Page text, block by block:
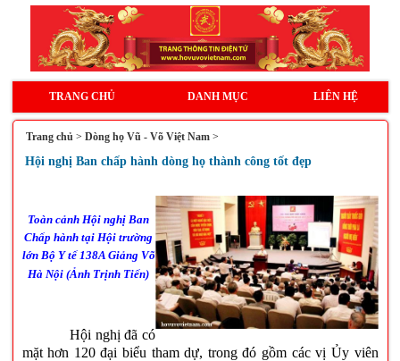
TRANG CHỦ DANH MỤC LIÊN HỆ
Trang chủ > Dòng họ Vũ - Võ Việt Nam>
Hội nghị Ban chấp hành dòng họ thành công tốt đẹp
Toàn cảnh Hội nghị Ban
Chấp hành tại Hội trường
lớn Bộ Y tế 138A Giảng Võ
Hà Nội (Ảnh Trịnh Tiến)
Hội nghị đã có
mặt hơn 120 đại biểu tham dự, trong đó gồm các vị Ủy viên